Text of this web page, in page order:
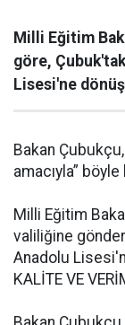
Milli Eğitim
göre,
Lisesi'ne
Bakan
amacıyla”
Milli Eğitim
valiliğine
Anadolu
KALİTE VE